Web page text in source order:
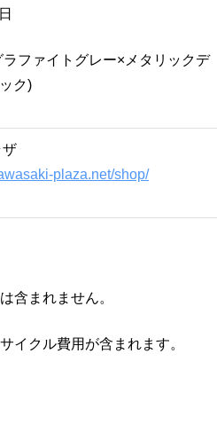
ラファイトグレー×メタリックデ
ク)
ザ
plaza.net/shop/
含まれません。
イクル費用が含まれます。